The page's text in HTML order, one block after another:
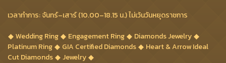
เวลาทำการ: จันทร์–เสาร์ (10.00–18.15 น.) ไม่เว้นวันหยุดราชการ
Wedding Ring
Engagement Ring
Diamonds Jewelry
Platinum Ring
GIA Certified Diamonds
Heart & Arrow Ideal
Cut Diamonds
Jewelry